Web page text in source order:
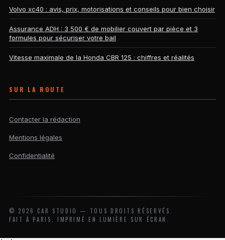
Volvo xc40 : avis, prix, motorisations et conseils pour bien choisir
Assurance ADH : 3 500 € de mobilier couvert par pièce et 3
formules pour sécuriser votre bail
Vitesse maximale de la Honda CBR 125 : chiffres et réalités
SUR LA ROUTE
Contacter la rédaction
Mentions légales
Confidentialité
© 2026
CAR STUDIO — TOUS DROITS RÉSERVÉS.
FAIT À PARIS, IMPRIMÉ EN LUMIÈRE SUR ÉCRAN.